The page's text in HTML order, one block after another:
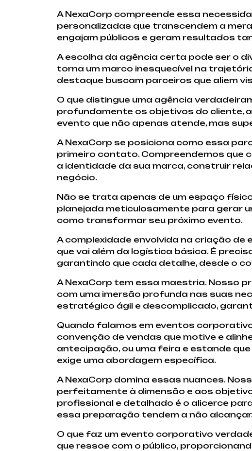
A NexaCorp compreende essa
personalizadas que transcendem a
engajam públicos e geram resultados
A escolha da agência certa pode ser o
torna um marco inesquecível na
destaque buscam parceiros que aliem
O que distingue uma agência
profundamente os objetivos do cliente,
evento que não apenas atende, mas
A NexaCorp se posiciona como essa
primeiro contato. Compreendemos que
a identidade da sua marca, construir
negócio.
Não se trata apenas de um espaço
planejada meticulosamente para gerar
como transformar seu próximo evento.
A complexidade envolvida na criação
que vai além da logística básica. É
garantindo que cada detalhe, desde o
A NexaCorp tem essa maestria. Nosso
com uma imersão profunda nas suas
estratégico ágil e descomplicado,
Quando falamos em eventos
convenção de vendas que motive e
antecipação, ou uma feira e estande
exige uma abordagem específica.
A NexaCorp domina essas nuances.
perfeitamente à dimensão e aos
profissional e detalhado é o alicerce
essa preparação tendem a não alcançar.
O que faz um evento corporativo
que ressoe com o público,